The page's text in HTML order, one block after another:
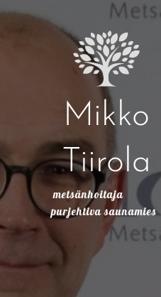
Mikko
Tiirola
metsänhoitaja
purjehtiva saunamies